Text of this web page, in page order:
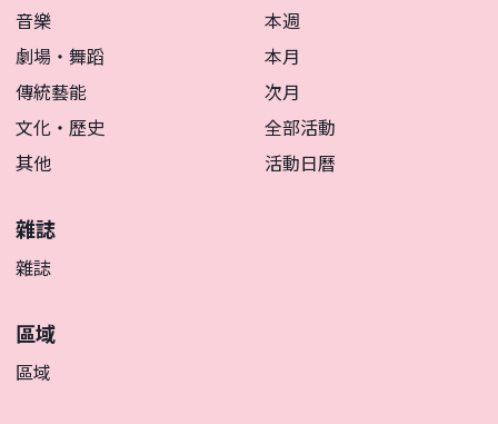
音樂
劇場・舞蹈
傳統藝能
文化・歷史
其他
本週
本月
次月
全部活動
活動日曆
雜誌
雜誌
區域
區域